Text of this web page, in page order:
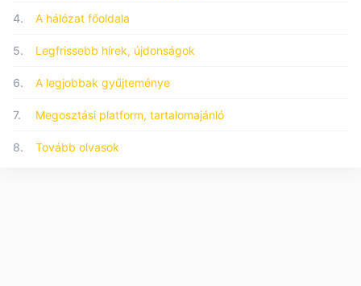
4. A hálózat főoldala
5. Legfrissebb hírek, újdonságok
6. A legjobbak gyűjteménye
7. Megosztási platform, tartalomajánló
8. Tovább olvasok